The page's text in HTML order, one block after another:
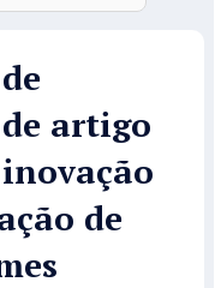
artigo
de